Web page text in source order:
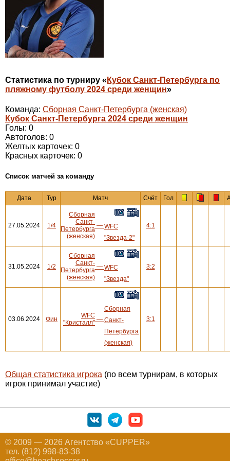
Статистика по турниру « Кубок Санкт-Петербурга по
пляжному футболу 2024 среди женщин»
Команда: Сборная Санкт-Петербурга (женская)
Кубок Санкт-Петербурга 2024 среди женщин
Голы: 0
Автоголов: 0
Желтых карточек: 0
Красных карточек: 0
Cписок матчей за команду
Дата Тур Матч Счёт Гол
27.05.2024 1/4
Сборная
Санкт-
Петербурга
(женская)
— WFC
"Звезда-2"
4:1
31.05.2024 1/2
Сборная
Санкт-
Петербурга
(женская)
— WFC
"Звезда"
3:2
03.06.2024 Фин
WFC
"Кристалл" —
Сборная
Санкт-
Петербурга
(женская)
3:1
Общая статистика игрока (по всем турнирам, в которых
игрок принимал участие)
© 2009 — 2026 Агентство «CUPPER»
тел. (812) 998-83-38